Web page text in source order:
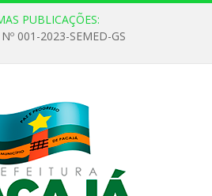
PUBLICAÇÕES:
001-2023-SEMED-GS